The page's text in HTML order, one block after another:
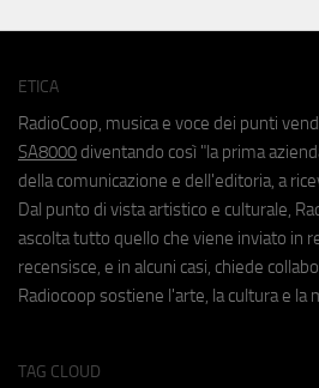
ETICA
RadioCoop, musica e voce dei punti
SA8000 diventando così "la prima
della comunicazione e dell'editoria, a
Dal punto di vista artistico e culturale,
ascolta tutto quello che viene inviato in
recensisce, e in alcuni casi, chiede
Radiocoop sostiene l'arte, la cultura e la
TAG CLOUD